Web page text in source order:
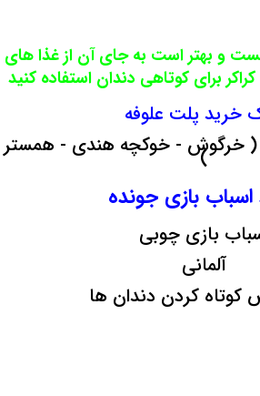
و بهتر است به جای آن از غذا های
برای کوتاهی دندان استفاده کنید
خرید پلت علوفه
خرگوش - خوکچه هندی - همستر
)
بازی جونده
بازی چوبی
آلمانی
کردن دندان ها